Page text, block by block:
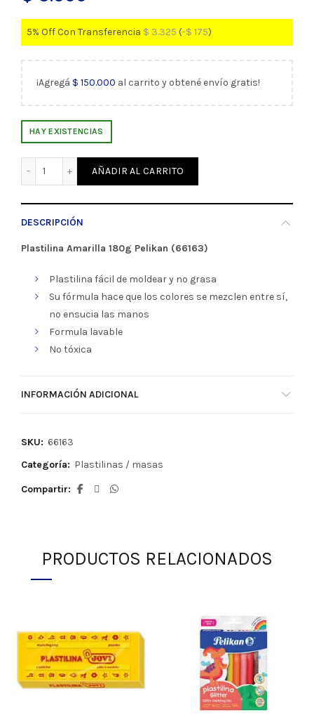
5% Off Con Transferencia $ 3.325 (-$ 175)
¡Agregá $ 150.000 al carrito y obtené envío gratis!
HAY EXISTENCIAS
Plastilina Amarilla 180g Pelikan (66163) cantidad
AÑADIR AL CARRITO
DESCRIPCIÓN
Plastilina Amarilla 180g Pelikan (66163)
Plastilina fácil de moldear y no grasa
Su fórmula hace que los colores se mezclen entre sí,
no ensucia las manos
Formula lavable
No tóxica
INFORMACIÓN ADICIONAL
SKU: 66163
Categoría: Plastilinas / masas
Compartir
PRODUCTOS RELACIONADOS